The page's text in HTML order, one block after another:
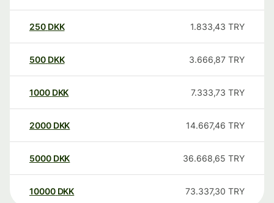
250 DKK 1.833,43 TRY
500 DKK 3.666,87 TRY
1000 DKK 7.333,73 TRY
2000 DKK 14.667,46 TRY
5000 DKK 36.668,65 TRY
10000 DKK 73.337,30 TRY